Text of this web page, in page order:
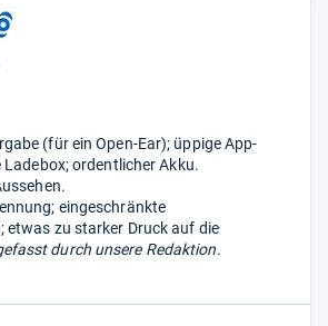
(für ein Open-Ear); üppige App-
ordentlicher Akku.
eingeschränkte
etwas zu starker Druck auf die
durch unsere Redaktion.